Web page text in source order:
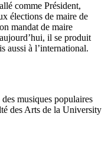
comme Président,
élections de maire de
mandat de maire
il se produit
aussi à l’international.
musiques populaires
des Arts de la University